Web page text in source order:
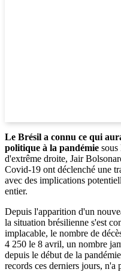
Le Brésil a connu ce qui
politique à la pandémie sous
d'extrême droite, Jair
Covid-19 ont déclenché une
avec des implications
entier.
Depuis l'apparition d'un
la situation brésilienne s'est
implacable, le nombre de
4 250 le 8 avril, un nombre
depuis le début de la
records ces derniers jours, n'a